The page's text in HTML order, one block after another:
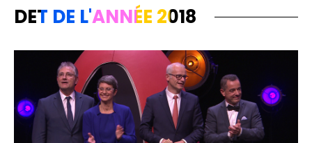
DET DE L'ANNÉE 2018